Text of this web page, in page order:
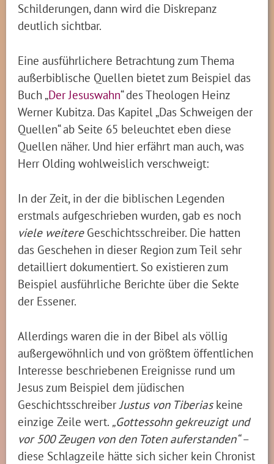
Schilderungen, dann wird die Diskrepanz
deutlich sichtbar.
Eine ausführlichere Betrachtung zum Thema
außerbiblische Quellen bietet zum Beispiel das
Buch „Der Jesuswahn“ des Theologen Heinz
Werner Kubitza. Das Kapitel „Das Schweigen der
Quellen“ ab Seite 65 beleuchtet eben diese
Quellen näher. Und hier erfährt man auch, was
Herr Olding wohlweislich verschweigt:
In der Zeit, in der die biblischen Legenden
erstmals aufgeschrieben wurden, gab es noch
viele weitereGeschichtsschreiber. Die hatten
das Geschehen in dieser Region zum Teil sehr
detailliert dokumentiert. So existieren zum
Beispiel ausführliche Berichte über die Sekte
der Essener.
Allerdings waren die in der Bibel als völlig
außergewöhnlich und von größtem öffentlichen
Interesse beschriebenen Ereignisse rund um
Jesus zum Beispiel dem jüdischen
GeschichtsschreiberJustus von Tiberias keine
einzige Zeile wert. „Gottessohn gekreuzigt und
vor 500 Zeugen von den Toten auferstanden“–
diese Schlagzeile hätte sich sicher kein Chronist